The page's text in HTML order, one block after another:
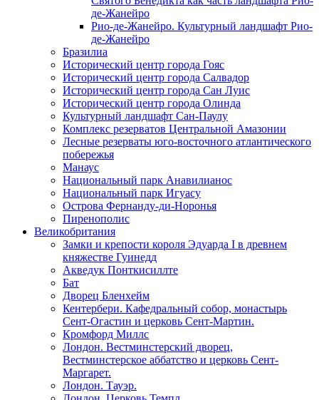
де-Жанейро
Рио-де-Жанейро. Культурный ландшафт Рио-
де-Жанейро
Бразилиа
Исторический центр города Гояс
Исторический центр города Салвадор
Исторический центр города Сан Луис
Исторический центр города Олинда
Культурный ландшафт Сан-Паулу
Комплекс резерватов Центральной Амазонии
Лесные резерваты юго-восточного атлантического
побережья
Манаус
Национальный парк Анавилианос
Национальный парк Игуасу
Острова Фернанду-ди-Норонья
Пиренополис
Великобритания
Замки и крепости короля Эдуарда I в древнем
княжестве Гуинедд
Акведук Понткисиллте
Бат
Дворец Бленхейм
Кентербери. Кафедральный собор, монастырь
Сент-Огастин и церковь Сент-Мартин.
Кромфорд Миллс
Лондон. Вестминстерский дворец,
Вестминстерское аббатство и церковь Cент-
Маргарет.
Лондон. Тауэр.